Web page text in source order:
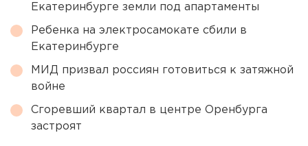
Екатеринбурге земли под апартаменты
Ребенка на электросамокате сбили в
Екатеринбурге
МИД призвал россиян готовиться к затяжной
войне
Сгоревший квартал в центре Оренбурга
застроят